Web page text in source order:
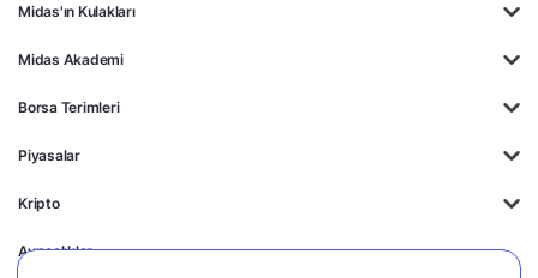
Midas'ın Kulakları
Midas Akademi
Borsa Terimleri
Piyasalar
Kripto
Ayrıcalıklar